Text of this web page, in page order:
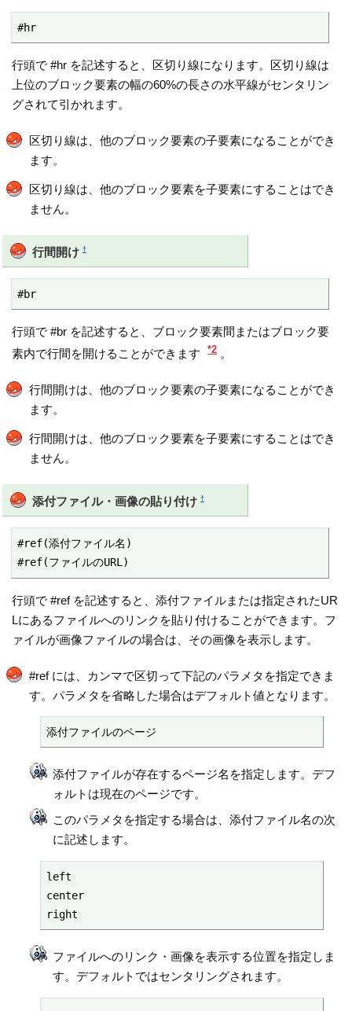
#hr
行頭で #hr を記述すると、区切り線になります。区切り線は
上位のブロック要素の幅の60%の長さの水平線がセンタリン
グされて引かれます。
区切り線は、他のブロック要素の子要素になることができ
ます。
区切り線は、他のブロック要素を子要素にすることはでき
ません。
行間開け †
#br
行頭で #br を記述すると、ブロック要素間またはブロック要
素内で行間を開けることができます
*2 。
行間開けは、他のブロック要素の子要素になることができ
ます。
行間開けは、他のブロック要素を子要素にすることはでき
ません。
添付ファイル・画像の貼り付け †
#ref(添付ファイル名)
#ref(ファイルのURL)
行頭で #ref を記述すると、添付ファイルまたは指定されたUR
Lにあるファイルへのリンクを貼り付けることができます。フ
ァイルが画像ファイルの場合は、その画像を表示します。
#ref には、カンマで区切って下記のパラメタを指定できま
す。パラメタを省略した場合はデフォルト値となります。
添付ファイルのページ
添付ファイルが存在するページ名を指定します。デフ
ォルトは現在のページです。
このパラメタを指定する場合は、添付ファイル名の次
に記述します。
left
center
right
ファイルへのリンク・画像を表示する位置を指定しま
す。デフォルトではセンタリングされます。